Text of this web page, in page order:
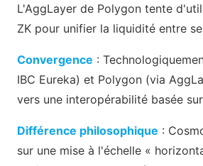
L'AggLayer de Polygon tente
ZK pour unifier la liquidité entre
Convergence :
IBC Eureka) et Polygon (via
vers une interopérabilité basée
Différence philosophique :
sur une mise à l'échelle «